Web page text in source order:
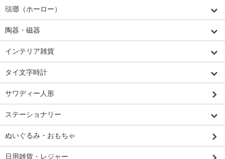
琺瑯（ホーロー）
陶器・磁器
インテリア雑貨
タイ文字時計
サワディー人形
ステーショナリー
ぬいぐるみ・おもちゃ
日用雑貨・レジャー